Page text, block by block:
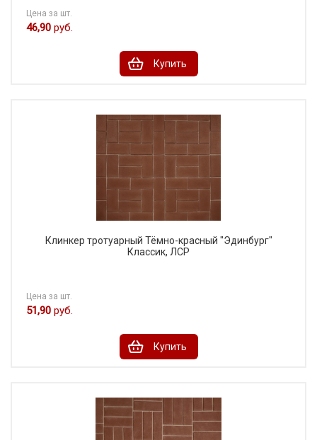
Цена за шт.
46,90 руб.
Купить
Клинкер тротуарный Тёмно-красный "Эдинбург"
Классик, ЛСР
Цена за шт.
51,90 руб.
Купить